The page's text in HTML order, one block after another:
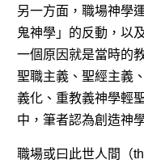
另一方面，職場神學
鬼神學」的反動，以
一個原因就是當時的
聖職主義、聖經主義
義化、重教義神學輕
中，筆者認為創造神
職場或曰此世人間（